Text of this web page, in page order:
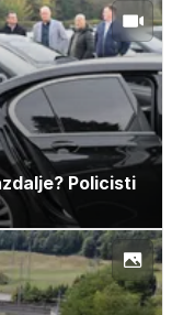
Policisti